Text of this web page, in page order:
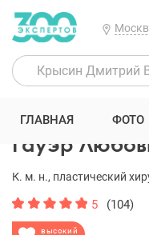
300 Экспертов
Гауэр
высокий
К. м. н., пластический
5 (104)
ГЛАВНАЯ ФОТО